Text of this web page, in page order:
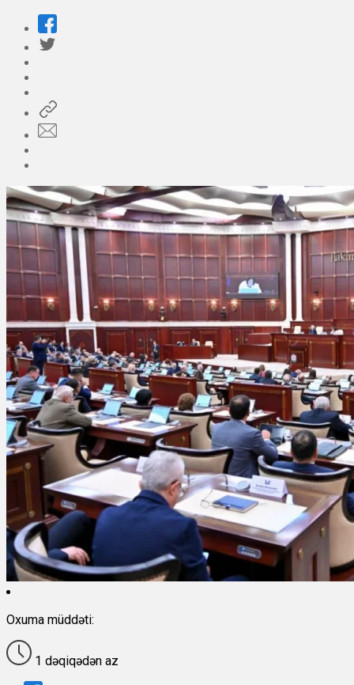
Oxuma müddəti:
1 dəqiqədən az